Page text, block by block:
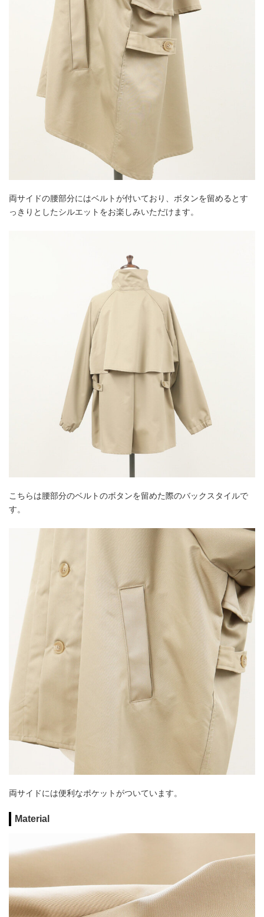
両サイドの腰部分にはベルトが付いており、ボタンを留めるとす
っきりとしたシルエットをお楽しみいただけます。
こちらは腰部分のベルトのボタンを留めた際のバックスタイルで
す。
両サイドには便利なポケットがついています。
Material